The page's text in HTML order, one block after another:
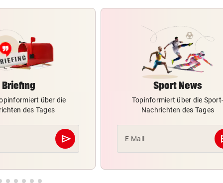
Briefing
über die
des Tages
send
Abschicken
Sport News
Topinformiert über die Sport-
Nachrichten des Tages
E-Mail